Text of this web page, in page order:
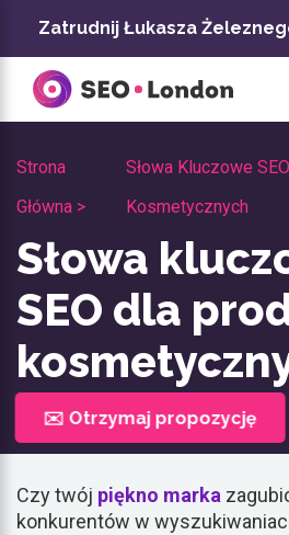
treści
Zatrudnij Łukasza
Strona
Główna >
Słowa Kluczowe
Kosmetycznych
Słowa
SEO dla
✉️ Otrzymaj propozycję
Czy twój piękno marka
konkurentów w